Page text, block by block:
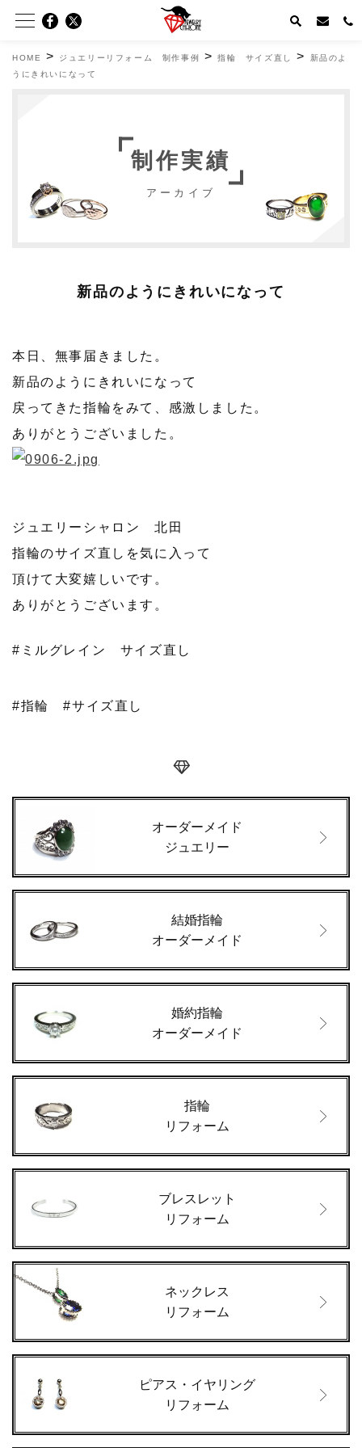
HOME > ジュエリーリフォーム 制作事例 >指輪 サイズ直し >
新品のよ
うにきれいになって
制作実績
アーカイブ
新品のようにきれいになって
本日、無事届きました。
新品のようにきれいになって
戻ってきた指輪をみて、感激しました。
ありがとうございました。
ジュエリーシャロン 北田
指輪のサイズ直しを気に入って
頂けて大変嬉しいです。
ありがとうございます。
#ミルグレイン サイズ直し
#指輪 #サイズ直し
オーダーメイド
ジュエリー
結婚指輪
オーダーメイド
婚約指輪
オーダーメイド
指輪
リフォーム
ブレスレット
リフォーム
ネックレス
リフォーム
ピアス・イヤリング
リフォーム